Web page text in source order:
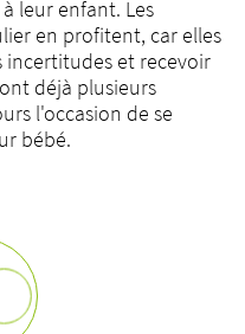
leur enfant. Les
en profitent, car elles
et recevoir
déjà plusieurs
l'occasion de se
bébé.